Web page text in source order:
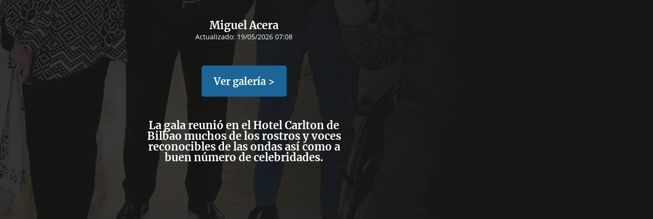
Miguel Acera
Actualizado: 19/05/2026 07:08
Ver galería >
La gala reunió en el Hotel Carlton de
Bilbao muchos de los rostros y voces
reconocibles de las ondas así como a
buen número de celebridades.